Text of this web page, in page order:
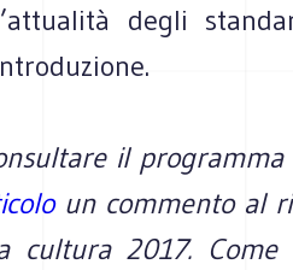
degli
il programma
un commento al
cultura 2017.